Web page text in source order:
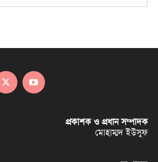
প্রকাশক ও প্রধান সম্পাদক
মোহাম্মদ ইউসুফ